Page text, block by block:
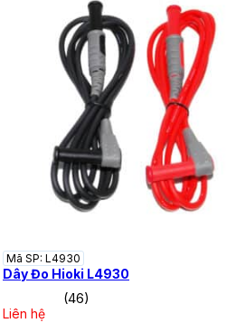
Mã SP: L4930
Dây Đo Hioki L4930
(46)
Liên hệ